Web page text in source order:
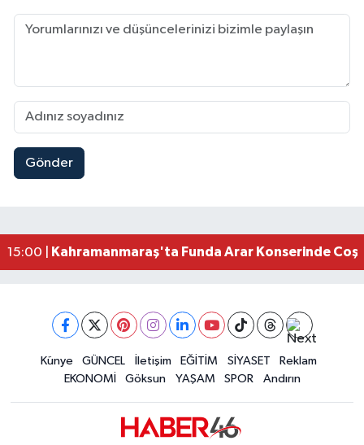
Gönder
23:59 |Kahramanmaraş Elbistan’da İdris Altun Taziye
15:00 |
Kahramanmaraş'ta Funda Arar Konserinde
11:18 |Kahramanmaraş Depreminin Etkisi Bitmedi?
Gaziantep Nurdağı'nda 4.5 Büyüklüğünde
Künye GÜNCEL İletişim EĞİTİM SİYASET
Reklam
EKONOMİ
Göksun YAŞAM SPOR Andırın
TANITIM